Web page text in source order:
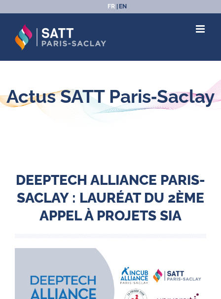
au
contenu
FR EN
Actus SATT Paris‑Saclay
DEEPTECH ALLIANCE PARIS-
SACLAY : LAURÉAT DU 2ÈME
APPEL À PROJETS SIA